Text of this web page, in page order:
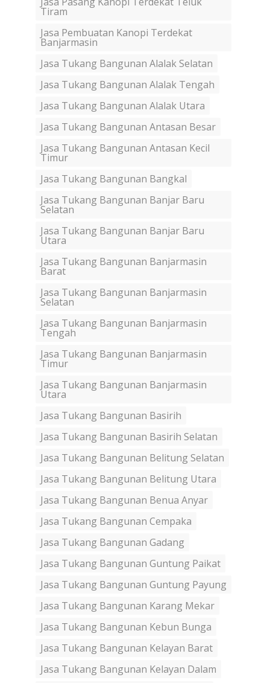
Tiram
Jasa Pembuatan Kanopi Terdekat
Banjarmasin
Jasa Tukang Bangunan Alalak Selatan
Jasa Tukang Bangunan Alalak Tengah
Jasa Tukang Bangunan Alalak Utara
Jasa Tukang Bangunan Antasan Besar
Jasa Tukang Bangunan Antasan Kecil
Timur
Jasa Tukang Bangunan Bangkal
Jasa Tukang Bangunan Banjar Baru
Selatan
Jasa Tukang Bangunan Banjar Baru
Utara
Jasa Tukang Bangunan Banjarmasin
Barat
Jasa Tukang Bangunan Banjarmasin
Selatan
Jasa Tukang Bangunan Banjarmasin
Tengah
Jasa Tukang Bangunan Banjarmasin
Timur
Jasa Tukang Bangunan Banjarmasin
Utara
Jasa Tukang Bangunan Basirih
Jasa Tukang Bangunan Basirih Selatan
Jasa Tukang Bangunan Belitung Selatan
Jasa Tukang Bangunan Belitung Utara
Jasa Tukang Bangunan Benua Anyar
Jasa Tukang Bangunan Cempaka
Jasa Tukang Bangunan Gadang
Jasa Tukang Bangunan Guntung Paikat
Jasa Tukang Bangunan Guntung Payung
Jasa Tukang Bangunan Karang Mekar
Jasa Tukang Bangunan Kebun Bunga
Jasa Tukang Bangunan Kelayan Barat
Jasa Tukang Bangunan Kelayan Dalam